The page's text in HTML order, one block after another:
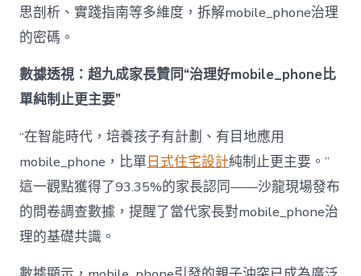
間
設
成
為
東
西”，
而
非
“家
庭
中
思剖析、實踐指南等多維度，拆解mobile_phone治理
的密碼。
數據透視：超九成家長贊同“治理好mobile_phone比
單純制止更主要”
“在智能時代，培養孩子有計劃、有目地應用
mobile_phone，比單日式住宅設計純制止更主要。”
這一觀點獲得了93.35%的家長認同——沙龍現場發布
的問卷調查數據，提醒了當代家長對mobile_phone治
理的基礎共識。